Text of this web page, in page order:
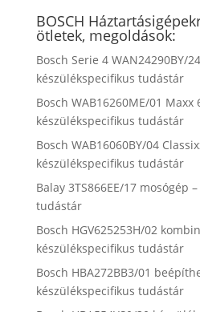
BOSCH
ötletek, megoldások:
Bosch Serie 4 WAN24290BY/
készülékspecifikus tudástár
Bosch WAB16260ME/01 Maxx
készülékspecifikus tudástár
Bosch WAB16060BY/04
készülékspecifikus tudástár
Balay 3TS866EE/17 mosógép
tudástár
Bosch HGV625253H/02
készülékspecifikus tudástár
Bosch HBA272BB3/01
készülékspecifikus tudástár